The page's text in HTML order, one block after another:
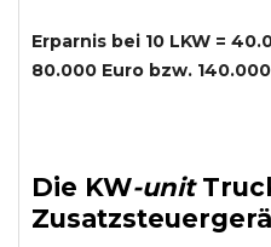
Erparnis bei 10 LKW =
80.000 Euro bzw.
Die KW-unit